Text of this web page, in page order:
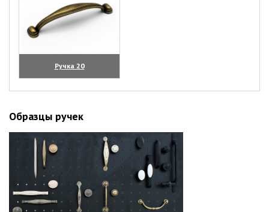
Ручка 20
(увеличить)
Образцы ручек